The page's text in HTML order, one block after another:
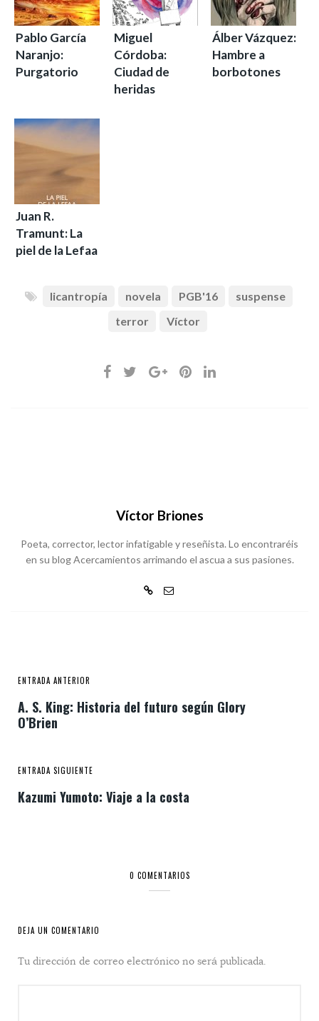
Pablo García
Naranjo:
Purgatorio
Miguel
Córdoba:
Ciudad de
heridas
Álber Vázquez:
Hambre a
borbotones
Juan R.
Tramunt: La
piel de la Lefaa
licantropía novela PGB'16
suspense
terror
Víctor
Víctor Briones
Poeta, corrector, lector infatigable y reseñista. Lo encontraréis
en su blog Acercamientos arrimando el ascua a sus pasiones.
ENTRADA ANTERIOR
A. S. King: Historia del futuro según Glory
O’Brien
ENTRADA SIGUIENTE
Kazumi Yumoto: Viaje a la costa
0 COMENTARIOS
DEJA UN COMENTARIO
Tu dirección de correo electrónico no será publicada.